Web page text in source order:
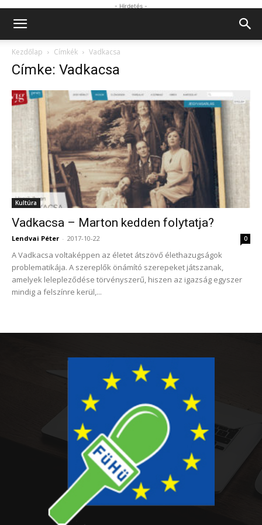
- Hirdetés -
Kezdőlap Címkék Vadkacsa
Címke: Vadkacsa
Kultúra
Vadkacsa – Marton kedden folytatja?
Lendvai Péter - 2017-10-22 0
A Vadkacsa voltaképpen az életet átszövő élethazugságok
problematikája. A szereplők önámító szerepeket játszanak,
amelyek lelepleződése törvényszerű, hiszen az igazság egyszer
mindig a felszínre kerül,...